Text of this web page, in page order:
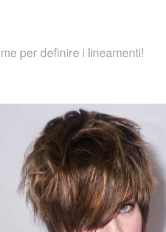
per definire i lineamenti!